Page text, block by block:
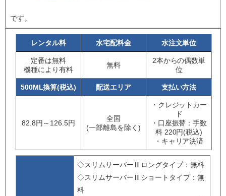
です。
レンタル料 水宅配料金 水注文単位
定番は無料
機種により有料
無料
2本からの偶数単
位
500ML換算(税込) 配送エリア 支払い方法
82.8円～126.5円
全国
(一部離島を除く)
・クレジットカー
ド
・口座振替：手数
料 220円(税込)
・キャリア決済
◇スリムサーバーⅢロングタイプ：無料
◇スリムサーバーⅢショートタイプ：無
料